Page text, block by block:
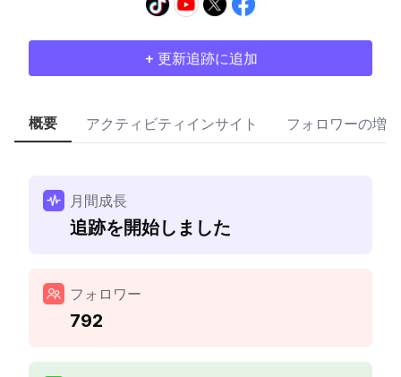
+ 更新追跡に追加
概要 アクティビティインサイト フォロワーの増加
月間成長
追跡を開始しました
フォロワー
792